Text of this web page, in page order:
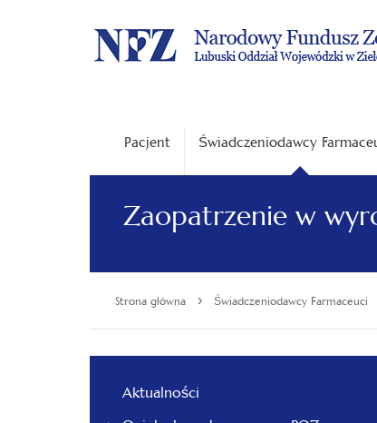
Pacjent Świadczeniodawcy
Zaopatrzenie w
Strona główna › Świadczeniodawcy Farmaceuci
Aktualności